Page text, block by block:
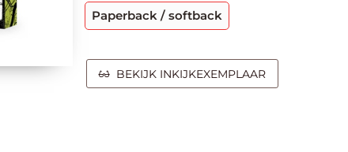
Paperback / softback
BEKIJK INKIJKEXEMPLAAR